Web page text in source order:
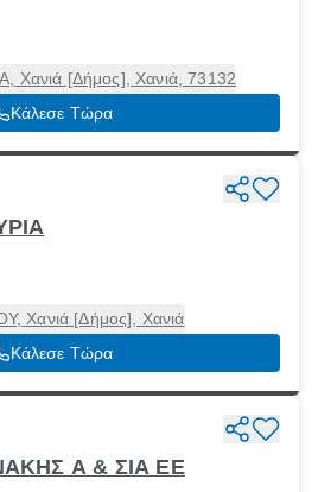
Χανιά [Δήμος], Χανιά, 73132
Κάλεσε Τώρα
Χανιά [Δήμος], Χανιά
Κάλεσε Τώρα
Α & ΣΙΑ ΕΕ